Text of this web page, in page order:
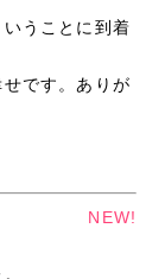
うことに到着
です。ありが
NEW!